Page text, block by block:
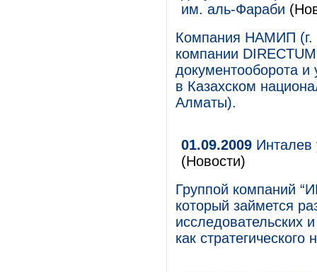
им. аль-Фараби
Компания НАМИП (г.
компании
документооборота
в Казахском
Алматы).
01.09.2009 Инталев
(Новости)
Группой компаний
который займется
исследовательских
как стратегического